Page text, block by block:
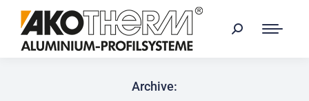
Archive: